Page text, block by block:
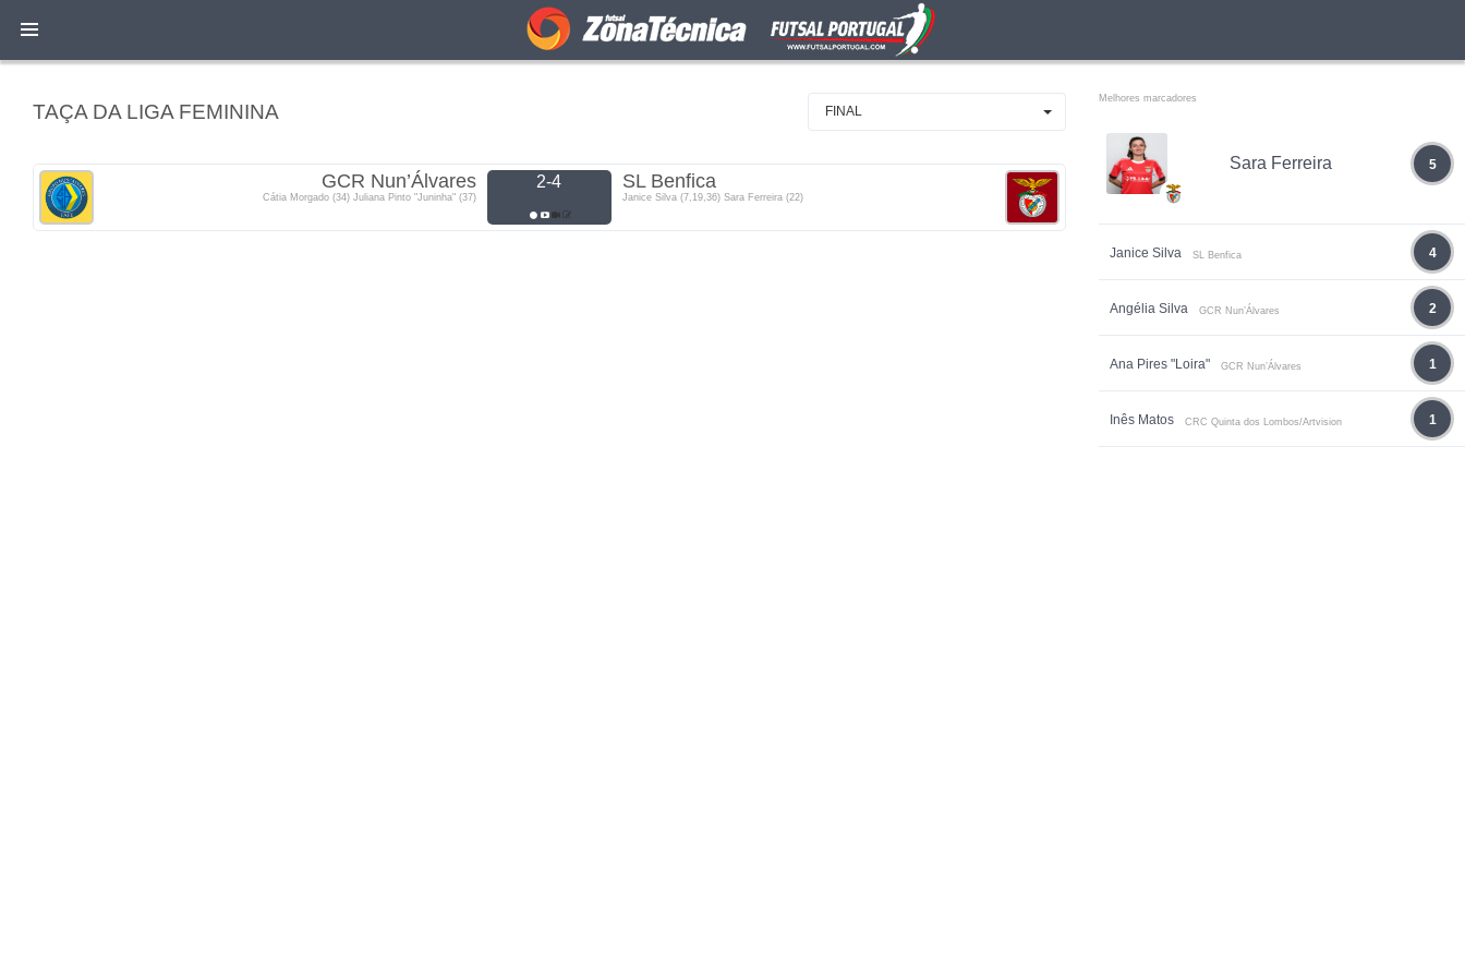
TAÇA DA LIGA FEMININA FINAL
GCR Nun’Álvares
Cátia Morgado (34) Juliana Pinto "Juninha" (37)
2-4 SL Benfica
Janice Silva (7,19,36) Sara Ferreira (22)
Melhores marcadores
Sara Ferreira 5
Janice Silva SL Benfica 4
Angélia Silva GCR Nun’Álvares 2
Ana Pires "Loira" GCR Nun’Álvares 1
Inês Matos CRC Quinta dos Lombos/Artvision 1